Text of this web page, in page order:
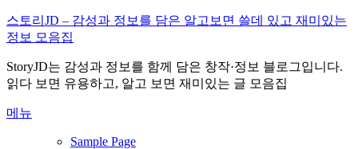
내
용
로
바
가
스토리JD – 감성과 정보를 담은 알고보면 쓸데 있고 재미있는
정보 모음집
StoryJD는 감성과 정보를 함께 담은 창작·정보 블로그입니다.
읽다 보면 유용하고, 알고 보면 재미있는 글 모음집
메뉴
Sample Page